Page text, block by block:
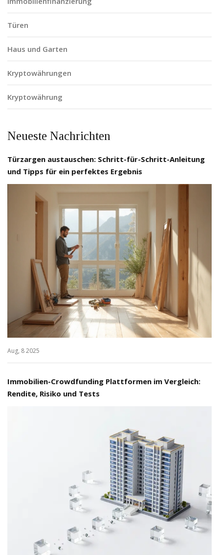
Türen
Haus und Garten
Kryptowährungen
Kryptowährung
Neueste Nachrichten
Türzargen austauschen: Schritt-für-Schritt-Anleitung
und Tipps für ein perfektes Ergebnis
Aug, 8 2025
Immobilien-Crowdfunding Plattformen im Vergleich:
Rendite, Risiko und Tests